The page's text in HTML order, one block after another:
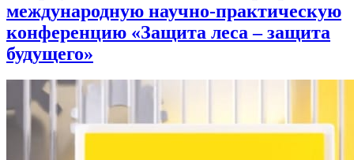
международную научно-практическую
конференцию «Защита леса – защита
будущего»